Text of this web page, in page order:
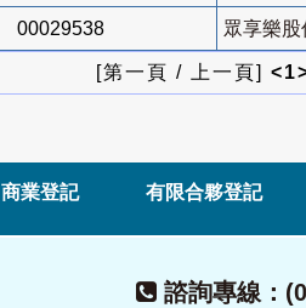
00029538 眾享樂股
[第一頁 / 上一頁]
商業登記 有限合夥登記
諮詢專線：